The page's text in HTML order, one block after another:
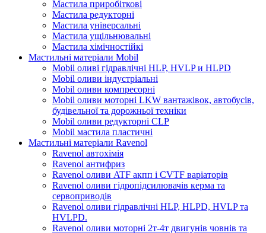
Мастила приробіткові
Мастила редукторні
Мастила універсальні
Мастила ущільнювальні
Мастила хімічностійкі
Мастильні матеріали Mobil
Mobil оливі гідравлічні HLP, HVLP и HLPD
Mobil оливи індустріальні
Mobil оливи компресорні
Mobil оливи моторні LKW вантажівок, автобусів,
будівельної та дорожньої техніки
Mobil оливи редукторні CLP
Mobil мастила пластичні
Мастильні матеріали Ravenol
Ravenol автохімія
Ravenol антифриз
Ravenol оливи ATF акпп і CVTF варіаторів
Ravenol оливи гідропідсилювачів керма та
сервоприводів
Ravenol оливи гідравлічні HLP, HLPD, HVLP та
HVLPD.
Ravenol оливи моторні 2т-4т двигунів човнів та